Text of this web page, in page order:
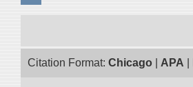
Citation Format: Chicago APA